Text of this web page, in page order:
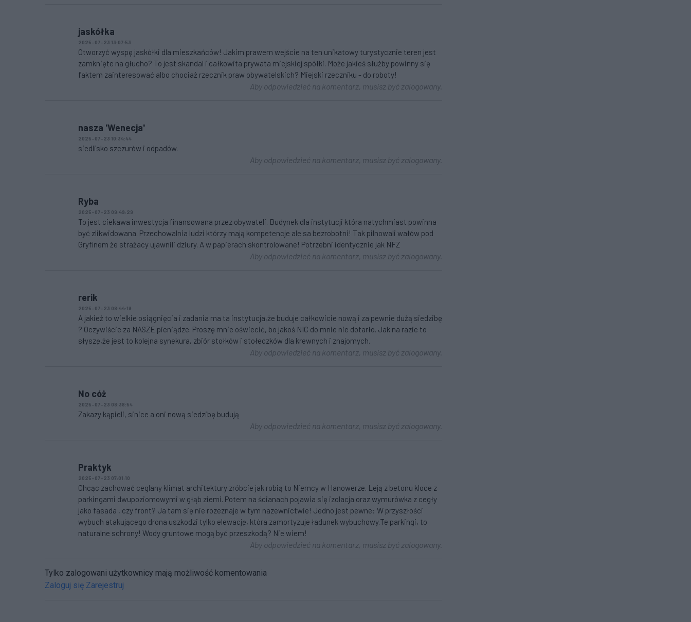
jaskółka
2025-07-23 13:07:53
Otworzyć wyspę jaskółki dla mieszkańców! Jakim prawem wejście na ten unikatowy turystycznie teren jest
zamknięte na głucho? To jest skandal i całkowita prywata miejskiej spółki. Może jakieś służby powinny się
faktem zainteresować albo chociaż rzecznik praw obywatelskich? Miejski rzeczniku - do roboty!
Aby odpowiedzieć na komentarz, musisz być zalogowany.
nasza 'Wenecja'
2025-07-23 10:34:44
siedlisko szczurów i odpadów.
Aby odpowiedzieć na komentarz, musisz być zalogowany.
Ryba
2025-07-23 09:49:29
To jest ciekawa inwestycja finansowana przez obywateli. Budynek dla instytucji która natychmiast powinna
być zlikwidowana. Przechowalnia ludzi którzy mają kompetencje ale sa bezrobotni! Tak pilnowali wałów pod
Gryfinem że strażacy ujawnili dziury. A w papierach skontrolowane! Potrzebni identycznie jak NFZ
Aby odpowiedzieć na komentarz, musisz być zalogowany.
rerik
2025-07-23 08:44:19
A jakież to wielkie osiągnięcia i zadania ma ta instytucja,że buduje całkowicie nową i za pewnie dużą siedzibę
? Oczywiście za NASZE pieniądze. Proszę mnie oświecić, bo jakoś NIC do mnie nie dotarło. Jak na razie to
słyszę,że jest to kolejna synekura, zbiór stołków i stołeczków dla krewnych i znajomych.
Aby odpowiedzieć na komentarz, musisz być zalogowany.
No cóż
2025-07-23 08:38:54
Zakazy kąpieli, sinice a oni nową siedzibę budują
Aby odpowiedzieć na komentarz, musisz być zalogowany.
Praktyk
2025-07-23 07:01:10
Chcąc zachować ceglany klimat architektury zróbcie jak robią to Niemcy w Hanowerze. Leją z betonu kloce z
parkingami dwupoziomowymi w głąb ziemi. Potem na ścianach pojawia się izolacja oraz wymurówka z cegły
jako fasada , czy front? Ja tam się nie rozeznaje w tym nazewnictwie! Jedno jest pewne: W przyszłości
wybuch atakującego drona uszkodzi tylko elewację, która zamortyzuje ładunek wybuchowy.Te parkingi, to
naturalne schrony! Wody gruntowe mogą być przeszkodą? Nie wiem!
Aby odpowiedzieć na komentarz, musisz być zalogowany.
Tylko zalogowani użytkownicy mają możliwość komentowania
Zaloguj się Zarejestruj